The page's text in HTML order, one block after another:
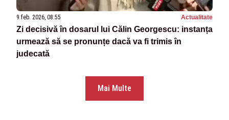
9 feb. 2026, 08:55 Actualitate
Zi decisivă în dosarul lui Călin Georgescu: instanța
urmează să se pronunțe dacă va fi trimis în
judecată
Mai Multe